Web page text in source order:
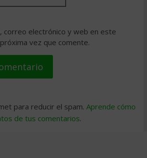
correo electrónico y web en este
vez que comente.
para reducir el spam. Aprende cómo
de tus comentarios.